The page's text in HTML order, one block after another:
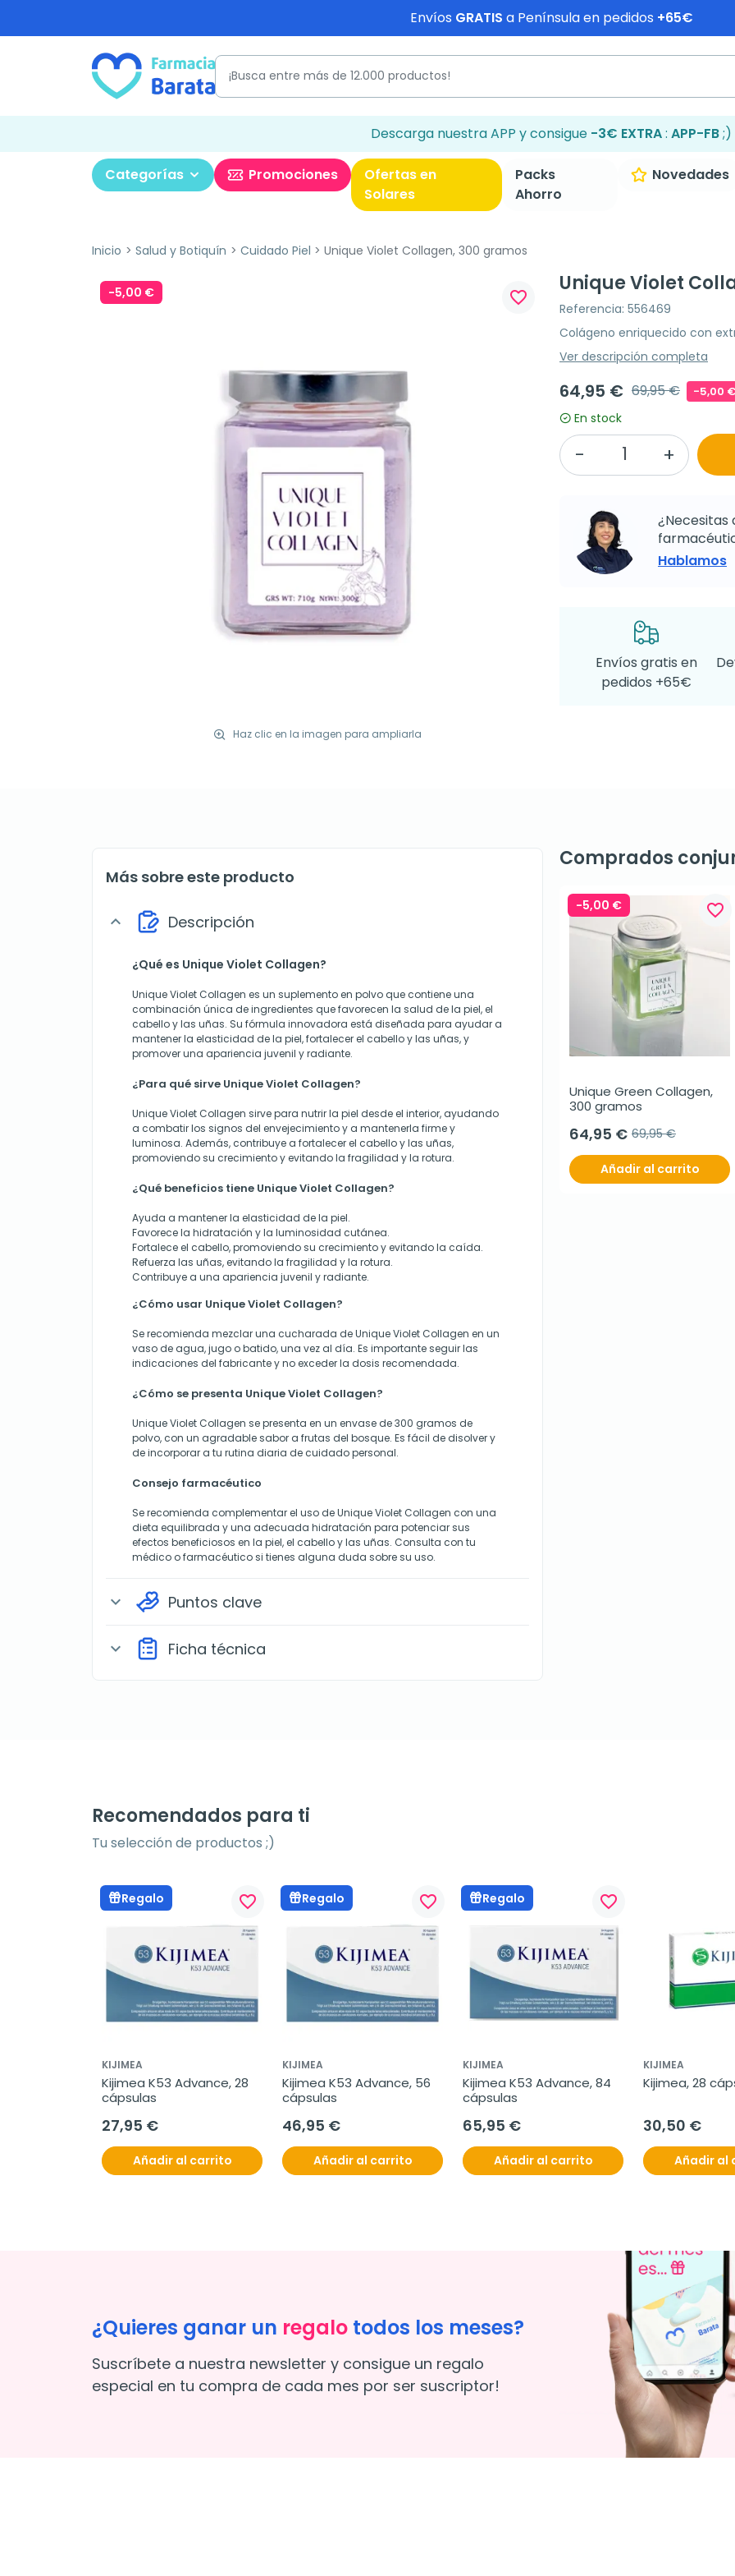
Envíos GRATIS a Península en pedidos +65€
Descarga nuestra APP y consigue -3€ EXTRA: APP-FB;)
Categorías Promociones
Ofertas en
Solares
Packs
Ahorro
Novedades
Inicio Salud y Botiquín Cuidado Piel Unique Violet Collagen, 300 gramos
-5,00 €
Haz clic en la imagen para ampliarla
favorite_border
Unique Violet
Referencia: 556469
Colágeno enriquecido con
Ver descripción completa
64,95 € 69,95 € -5,00 €
En stock
¿Necesitas
Hablamos
Envíos gratis en
pedidos +65€
Más sobre este producto
expand_more Descripción
¿Qué es Unique Violet Collagen?
Unique Violet Collagen es un suplemento en polvo que contiene una
combinación única de ingredientes que favorecen la salud de la piel, el
cabello y las uñas. Su fórmula innovadora está diseñada para ayudar a
mantener la elasticidad de la piel, fortalecer el cabello y las uñas, y
promover una apariencia juvenil y radiante.
¿Para qué sirve Unique Violet Collagen?
Unique Violet Collagen sirve para nutrir la piel desde el interior, ayudando
a combatir los signos del envejecimiento y a mantenerla firme y
luminosa. Además, contribuye a fortalecer el cabello y las uñas,
promoviendo su crecimiento y evitando la fragilidad y la rotura.
¿Qué beneficios tiene Unique Violet Collagen?
Ayuda a mantener la elasticidad de la piel.
Favorece la hidratación y la luminosidad cutánea.
Fortalece el cabello, promoviendo su crecimiento y evitando la caída.
Refuerza las uñas, evitando la fragilidad y la rotura.
Contribuye a una apariencia juvenil y radiante.
¿Cómo usar Unique Violet Collagen?
Se recomienda mezclar una cucharada de Unique Violet Collagen en un
vaso de agua, jugo o batido, una vez al día. Es importante seguir las
indicaciones del fabricante y no exceder la dosis recomendada.
¿Cómo se presenta Unique Violet Collagen?
Unique Violet Collagen se presenta en un envase de 300 gramos de
polvo, con un agradable sabor a frutas del bosque. Es fácil de disolver y
de incorporar a tu rutina diaria de cuidado personal.
Consejo farmacéutico
Se recomienda complementar el uso de Unique Violet Collagen con una
dieta equilibrada y una adecuada hidratación para potenciar sus
efectos beneficiosos en la piel, el cabello y las uñas. Consulta con tu
médico o farmacéutico si tienes alguna duda sobre su uso.
expand_more Puntos clave
expand_more Ficha técnica
Comprados
-5,00 € favorite_border
Unique Green Collagen,
300 gramos
64,95 € 69,95 €
Añadir al carrito
Recomendados para ti
Tu selección de productos ;)
Regalo favorite_border
KIJIMEA
Kijimea K53 Advance, 28
cápsulas
27,95 €
Añadir al carrito
Regalo favorite_border
KIJIMEA
Kijimea K53 Advance, 56
cápsulas
46,95 €
Añadir al carrito
Regalo favorite_border
KIJIMEA
Kijimea K53 Advance, 84
cápsulas
65,95 €
Añadir al carrito
KIJIMEA
Kijimea, 28
30,50 €
Añadir al
¿Quieres ganar un regalo todos los meses?
Suscríbete a nuestra newsletter y consigue un regalo
especial en tu compra de cada mes por ser suscriptor!